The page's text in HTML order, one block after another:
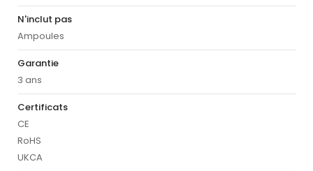
N'inclut pas
Ampoules
Garantie
3 ans
Certificats
CE
RoHS
UKCA